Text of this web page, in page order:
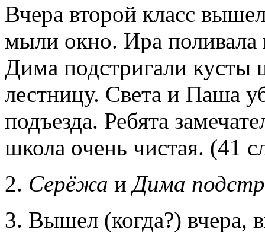
Вчера второй класс
мыли окно. Ира
Дима подстригали кусты
лестницу. Света и Паша
подъезда. Ребята
школа очень чистая. (41
2. Серёжа иДима
3. Вышел (когда?) вчера,